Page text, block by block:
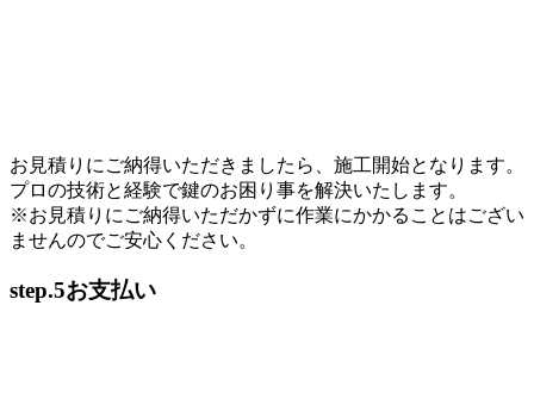
お見積りにご納得いただきましたら、施工開始となります。
プロの技術と経験で鍵のお困り事を解決いたします。
※お見積りにご納得いただかずに作業にかかることはござい
ませんのでご安心ください。
step.5お支払い